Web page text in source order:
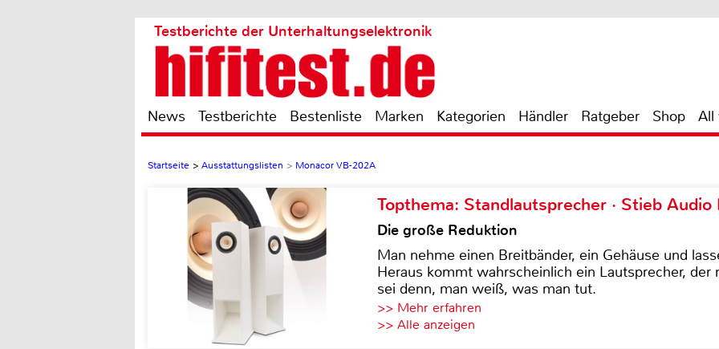
Testberichte der Unterhaltungselektronik
News Testberichte Bestenliste Marken Kategorien Händler Ratgeber Shop All
Startseite > Ausstattungslisten > Monacor VB-202A
Topthema: Standlautsprecher · Stieb Audio
Die große Reduktion
Man nehme einen Breitbänder, ein Gehäuse und
Heraus kommt wahrscheinlich ein Lautsprecher,
sei denn, man weiß, was man tut.
>> Mehr erfahren
>> Alle anzeigen